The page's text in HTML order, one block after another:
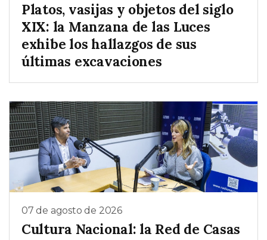
Platos, vasijas y objetos del siglo
XIX: la Manzana de las Luces
exhibe los hallazgos de sus
últimas excavaciones
07 de agosto de 2026
Cultura Nacional: la Red de Casas